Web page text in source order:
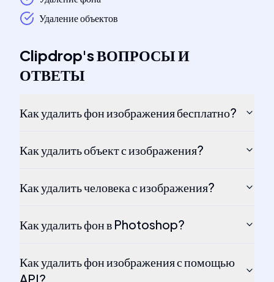
Удаление объектов
Clipdrop'sВОПРОСЫ И
ОТВЕТЫ
Как удалить фон изображения бесплатно?
Как удалить объект с изображения?
Как удалить человека с изображения?
Как удалить фон в Photoshop?
Как удалить фон изображения с помощью
API?